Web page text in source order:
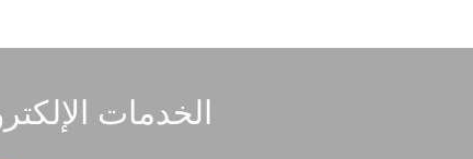
الخدمات